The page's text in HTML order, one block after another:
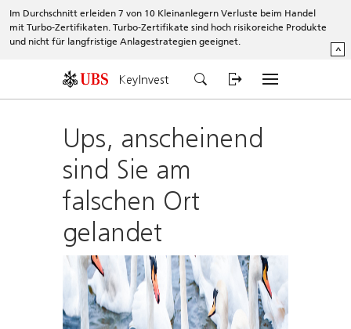
Im Durchschnitt erleiden 7 von 10 Kleinanlegern Verluste beim Handel
mit Turbo-Zertifikaten. Turbo-Zertifikate sind hoch risikoreiche Produkte
und nicht für langfristige Anlagestrategien geeignet.
^
KeyInvest
Ups, anscheinend
sind Sie am
falschen Ort
gelandet